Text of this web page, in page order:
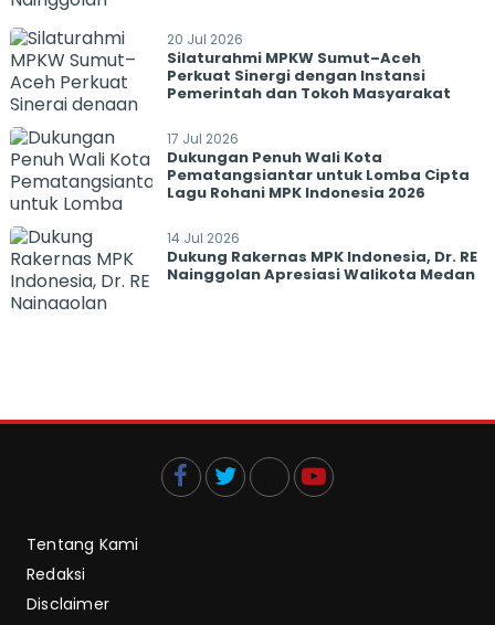
20 Jul 2026
Silaturahmi MPKW Sumut–Aceh
Perkuat Sinergi dengan Instansi
Pemerintah dan Tokoh Masyarakat
17 Jul 2026
Dukungan Penuh Wali Kota
Pematangsiantar untuk Lomba Cipta
Lagu Rohani MPK Indonesia 2026
14 Jul 2026
Dukung Rakernas MPK Indonesia, Dr. RE
Nainggolan Apresiasi Walikota Medan
Tentang Kami
Redaksi
Disclaimer